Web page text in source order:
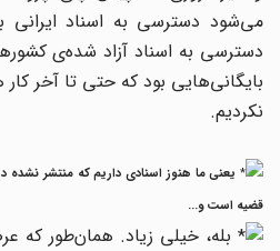
می‌شود دسترسی به اسناد ایرانی
دسترسی به اسناد آزاد شده‌ی
بایگانی‌هایی بود که حتی تا آخر کار
نکردیم.
یعنی ما هنوز اسنادی داریم که منتشر نشده
قضیه است و...
بله، خیلی زیاد. همان‌طور که